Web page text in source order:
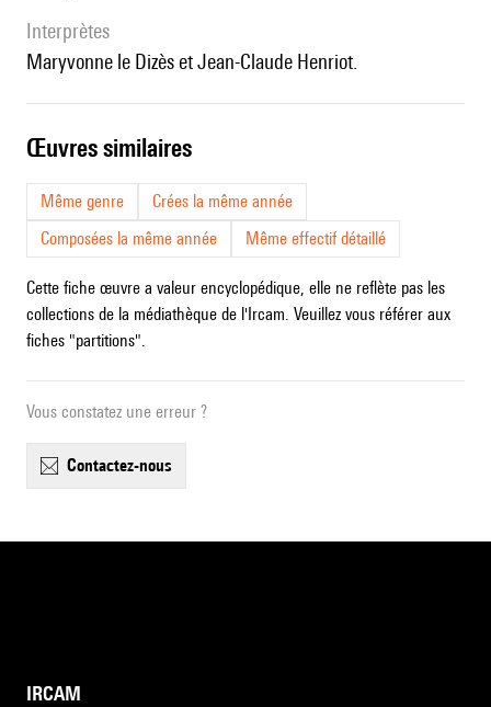
interprètes
Maryvonne le Dizès et Jean-Claude Henriot.
œuvres similaires
Même genre
Crées la même année
Composées la même année
Même effectif détaillé
Cette fiche œuvre a valeur encyclopédique, elle ne reflète pas les
collections de la médiathèque de l'Ircam. Veuillez vous référer aux
fiches "partitions".
Vous constatez une erreur ?
contactez-nous
IRCAM